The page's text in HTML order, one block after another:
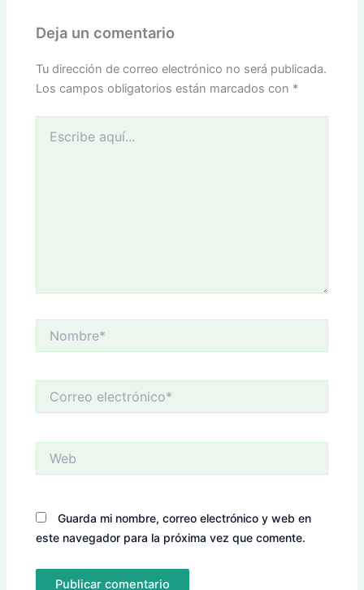
Deja un comentario
Tu dirección de correo electrónico no será publicada.
Los campos obligatorios están marcados con *
aquí...
electrónico*
Guarda mi nombre, correo electrónico y web en
este navegador para la próxima vez que comente.